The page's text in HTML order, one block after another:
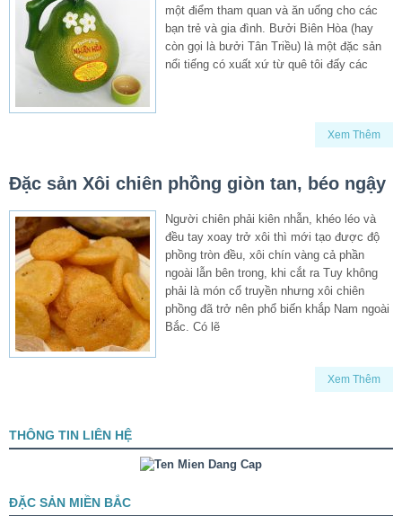
một điểm tham quan và ăn uống cho các
bạn trẻ và gia đình. Bưởi Biên Hòa (hay
còn gọi là bưởi Tân Triều) là một đặc sản
nổi tiếng có xuất xứ từ quê tôi đấy các
Xem Thêm
Đặc sản Xôi chiên phồng giòn tan, béo ngậy
Người chiên phải kiên nhẫn, khéo léo và
đều tay xoay trở xôi thì mới tạo được độ
phồng tròn đều, xôi chín vàng cả phần
ngoài lẫn bên trong, khi cắt ra Tuy không
phải là món cổ truyền nhưng xôi chiên
phồng đã trở nên phổ biến khắp Nam ngoài
Bắc. Có lẽ
Xem Thêm
THÔNG TIN LIÊN HỆ
ĐẶC SẢN MIỀN BẮC